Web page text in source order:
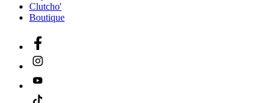
Clutcho'
Boutique